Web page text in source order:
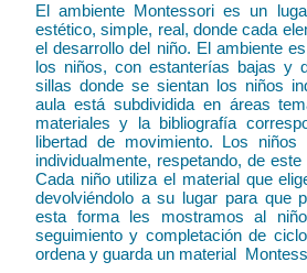
El ambiente Montessori es un
estético, simple, real, donde cada
el desarrollo del niño. El ambiente
los niños, con estanterías bajas y
sillas donde se sientan los niños
aula está subdividida en áreas
materiales y la bibliografía
libertad de movimiento. Los
individualmente, respetando, de
Cada niño utiliza el material que
devolviéndolo a su lugar para que
esta forma les mostramos al
seguimiento y completación de
ordena y guarda un material